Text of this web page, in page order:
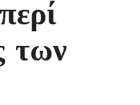
των